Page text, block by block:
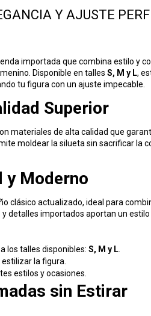
Y AJUSTE
importada que combina estilo y
Disponible en talles S, M y L,
tu figura con un ajuste impecable.
Superior
materiales de alta calidad que
moldear la silueta sin sacrificar la
y Moderno
clásico actualizado, ideal para
detalles importados aportan un
los talles disponibles: S, M y L.
estilizar la figura.
estilos y ocasiones.
sin Estirar